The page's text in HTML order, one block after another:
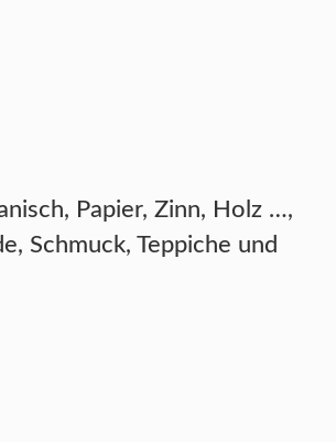
Papier, Zinn, Holz …,
Schmuck, Teppiche und